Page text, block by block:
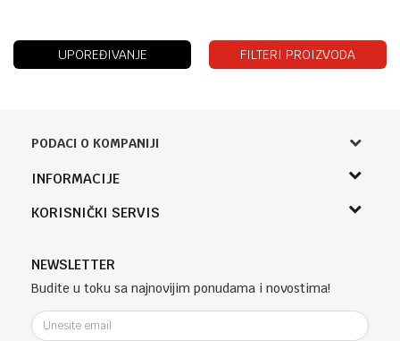
UPOREĐIVANJE FILTERI PROIZVODA
PODACI O KOMPANIJI
Knjižara Kultura
Knjaza Miloša 3A
Telefon (uprava firme Sladaboni d.o.o)
051 303 460
e-knjizara@knjizarakultura.com
INFORMACIJE
O nama
Kontakt
Klub povjerenja "Knjižara Kultura"
KORISNIČKI SERVIS
Politika privatnosti
Kako kupiti
Načini plaćanja
Plaćanje karticama
NEWSLETTER
Budite u toku sa najnovijim ponudama i novostima!